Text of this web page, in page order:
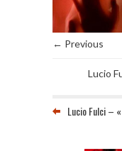
← Previous
Lucio
Lucio Fulci –